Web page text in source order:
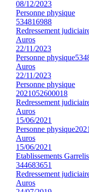
08/12/2023
Personne physique
534816988
Redressement
Auros
22/11/2023
Personne physique
Auros
22/11/2023
Personne physique
2021052600018
Redressement
Auros
15/06/2021
Personne physique
Auros
15/06/2021
Etablissements
344683651
Redressement
Auros